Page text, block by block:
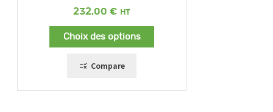
232,00 €
Choix des options
Compare